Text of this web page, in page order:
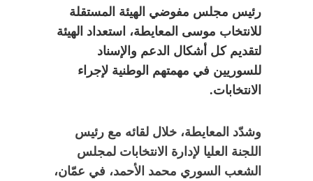
رئيس مجلس مفوضي الهيئة المستقلة
للانتخاب موسى المعايطة، استعداد الهيئة
لتقديم كل أشكال الدعم والإسناد
للسوريين في مهمتهم الوطنية لإجراء
الانتخابات.
وشدّد المعايطة، خلال لقائه مع رئيس
اللجنة العليا لإدارة الانتخابات لمجلس
الشعب السوري محمد الأحمد، في عمّان،